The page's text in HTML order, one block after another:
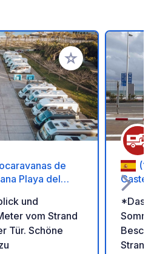
Zu Ihren Favoriten
de
Playa del
und
vom Strand
Tür. Schöne
*Das